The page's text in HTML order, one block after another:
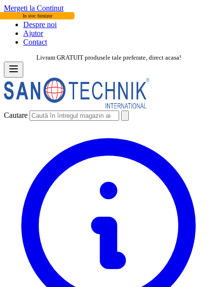
Mergeti la Continut
Despre noi
Ajutor
Contact
Livram GRATUIT produsele tale preferate, direct acasa!
Cautare
In stoc furnizor